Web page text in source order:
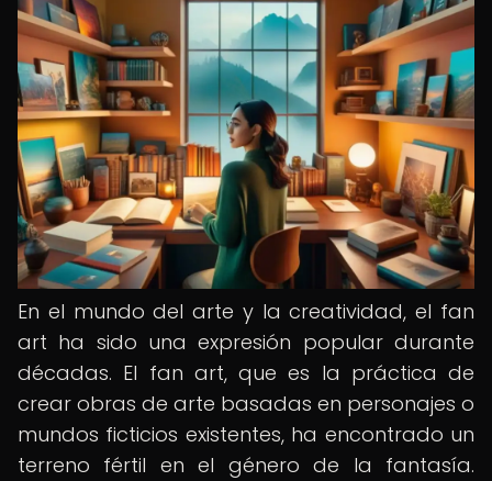
En el mundo del arte y la creatividad, el fan
art ha sido una expresión popular durante
décadas. El fan art, que es la práctica de
crear obras de arte basadas en personajes o
mundos ficticios existentes, ha encontrado un
terreno fértil en el género de la fantasía.